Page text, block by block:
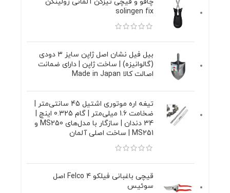
solingen fix
بیل فیل نشان اصل ژاپن سایز ۳ دودی
(گالوانیزه) | ساخت ژاپن | دارای ضمانت
اصالت کالا Made in Japan
تیغه اره موتوری اشتیل 45 سانتی‌متر |
ضخامت 1.6 میلی‌متر | گام 0.325 اینچ |
34 دندان | سازگار با مدل‌های MS250 و
MS251 | ساخت اصلی آلمان
قیچی باغبانی فیلکو 4 Felco اصل
سوئیس